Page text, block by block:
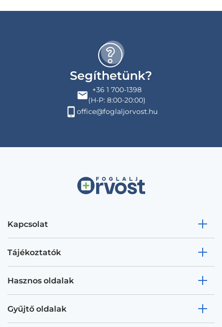
Segíthetünk?
+36 1 700-1398
(H-P: 8:00-20:00)
office@foglaljorvost.hu
Kapcsolat
Tájékoztatók
Hasznos oldalak
Gyűjtő oldalak